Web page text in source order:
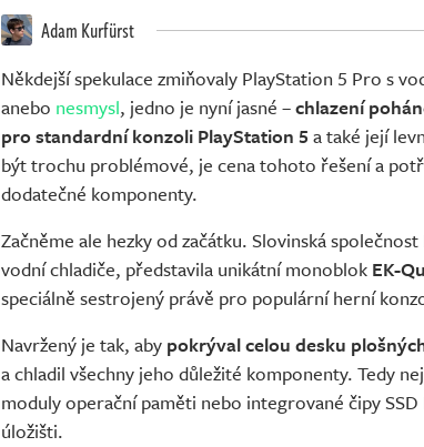
Adam Kurfürst
Někdejší spekulace zmiňovaly PlayStation 5 Pro s
anebo nesmysl, jedno je nyní jasné –chlazení
pro standardní konzoli PlayStation 5 a také její
být trochu problémové, je cena tohoto řešení a
dodatečné komponenty.
Začněme ale hezky od začátku. Slovinská
vodní chladiče, představila unikátní monoblok EK-
speciálně sestrojený právě pro populární herní
Navržený je tak, aby pokrýval celou desku
a chladil všechny jeho důležité komponenty. Tedy
moduly operační paměti nebo integrované čipy
úložišti.